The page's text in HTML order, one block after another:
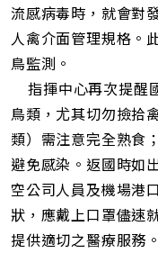
流感病毒時，就會對
人禽介面管理規格。
鳥監測。
指揮中心再次提醒
鳥類，尤其切勿撿拾
類）需注意完全熟食
避免感染。返國時如
空公司人員及機場港
狀，應戴上口罩儘速
提供適切之醫療服務。